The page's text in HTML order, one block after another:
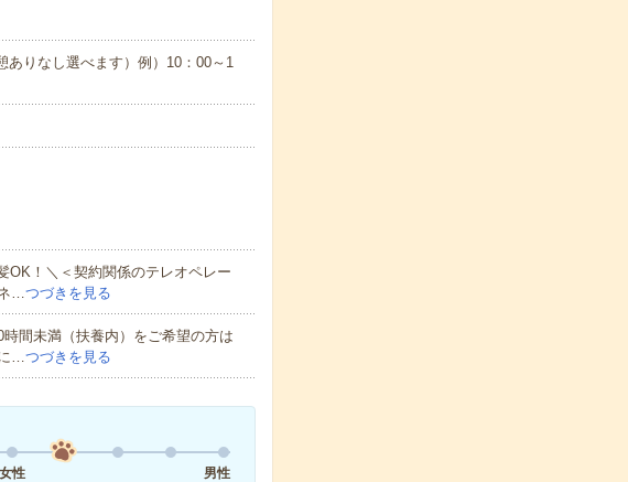
ありなし選べます）例）10：00～1
OK！＼＜契約関係のテレオペレー
…つづきを見る
間未満（扶養内）をご希望の方は
…つづきを見る
女性
男性